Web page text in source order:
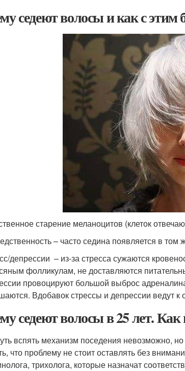
седеют волосы и как с этим
старение меланоцитов (клеток
– часто седина появляется в том
депрессии – из-за стресса сужаются
фолликулам, не доставляются
провоцируют большой выброс
Вдобавок стрессы и депрессии ведут
седеют волосы в 25 лет. Как
вспять механизм поседения невозможно,
что проблему не стоит оставлять без
трихолога, которые назначат